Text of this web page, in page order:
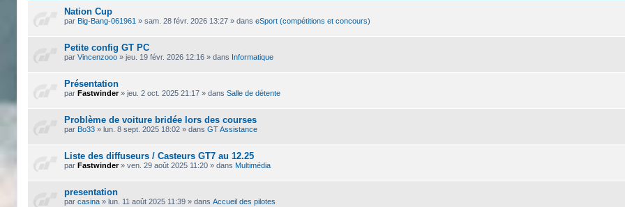
Nation Cup
par Big-Bang-061961 »sam. 28 févr. 2026 13:27 » danseSport (compétitions et concours)
Petite config GT PC
parVincenzooo »jeu. 19 févr. 2026 12:16 » dans Informatique
Présentation
par Fastwinder»jeu. 2 oct. 2025 21:17 » dansSalle de détente
Problème de voiture bridée lors des courses
par Bo33 » lun. 8 sept. 2025 18:02 » dansGT Assistance
Liste des diffuseurs / Casteurs GT7 au 12.25
par Fastwinder»ven. 29 août 2025 11:20 » dans Multimédia
presentation
parcasina » lun. 11 août 2025 11:39 » dansAccueil des pilotes